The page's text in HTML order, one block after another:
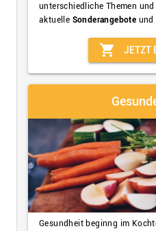
unterschiedliche Themen
aktuelle Sonderangebote und
shopping_cart JETZT
Gesundheit beginng im